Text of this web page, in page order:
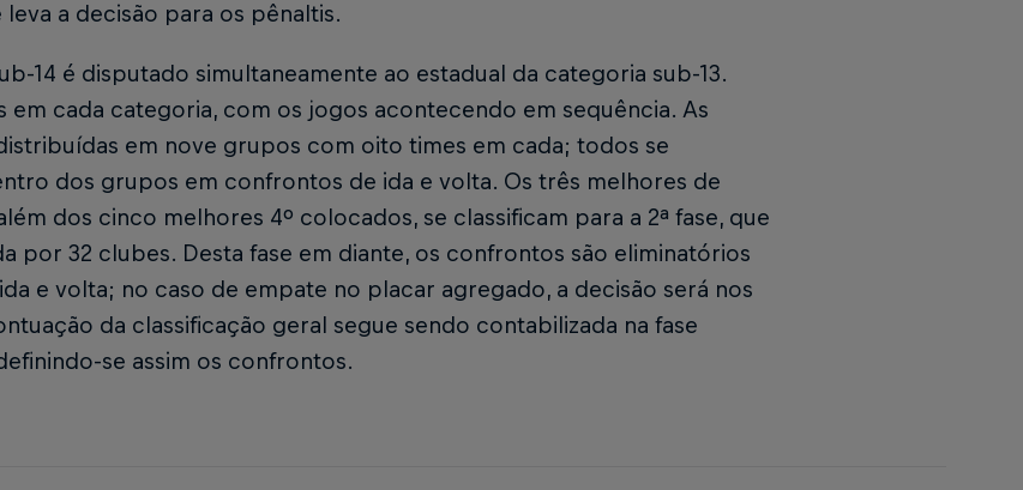
a decisão para os pênaltis.
14 é disputado simultaneamente ao estadual da categoria sub-13.
em cada categoria, com os jogos acontecendo em sequência. As
em nove grupos com oito times em cada; todos se
dos grupos em confrontos de ida e volta. Os três melhores de
dos cinco melhores 4º colocados, se classificam para a 2ª fase, que
por 32 clubes. Desta fase em diante, os confrontos são eliminatórios
e volta; no caso de empate no placar agregado, a decisão será nos
da classificação geral segue sendo contabilizada na fase
se assim os confrontos.